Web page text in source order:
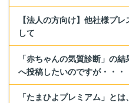
【法人の方向け】他社様プ
して
「赤ちゃんの気質診断」の
へ投稿したいのですが・・・
「たまひよプレミアム」と